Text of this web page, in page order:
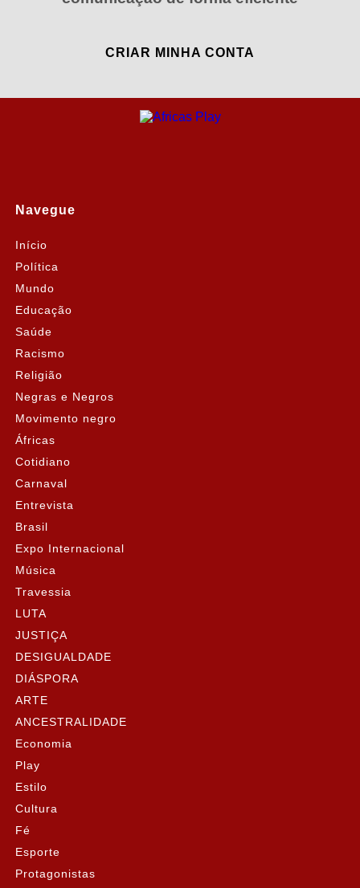
CRIAR MINHA CONTA
Navegue
Início
Política
Mundo
Educação
Saúde
Racismo
Religião
Negras e Negros
Movimento negro
Áfricas
Cotidiano
Carnaval
Entrevista
Brasil
Expo Internacional
Música
Travessia
LUTA
JUSTIÇA
DESIGUALDADE
DIÁSPORA
ARTE
ANCESTRALIDADE
Economia
Play
Estilo
Cultura
Fé
Esporte
Protagonistas